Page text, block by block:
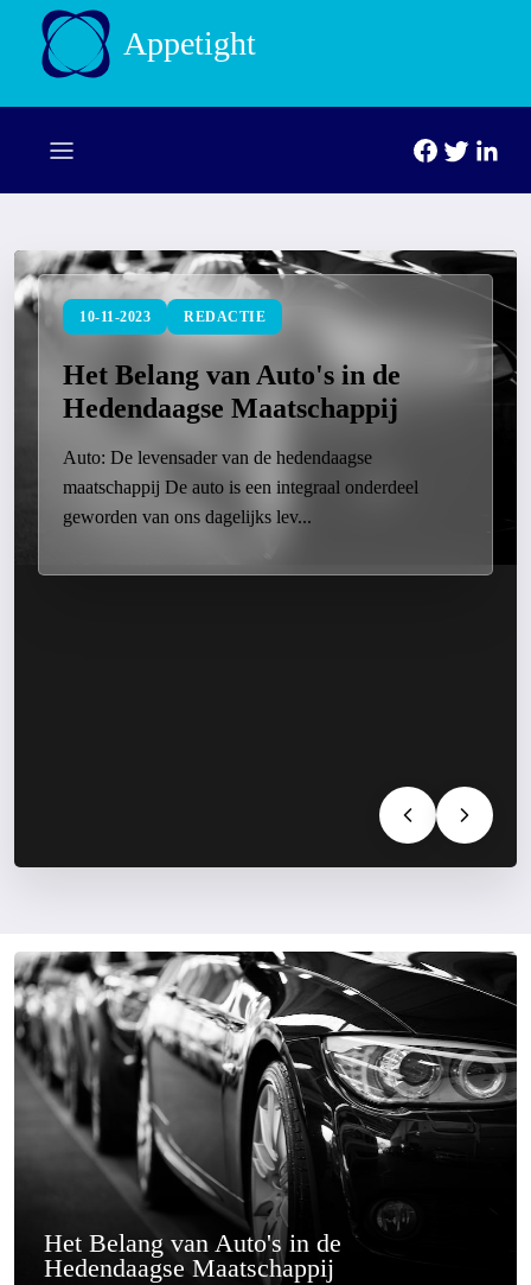
Appetight
10-11-2023 REDACTIE
Het Belang van Auto's in de
Hedendaagse Maatschappij
Auto: De levensader van de hedendaagse
maatschappij De auto is een integraal onderdeel
geworden van ons dagelijks lev...
Het Belang van Auto's in de
Hedendaagse Maatschappij